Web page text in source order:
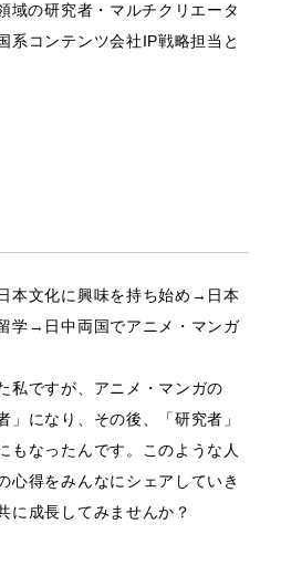
域の研究者・マルチクリエータ
系コンテンツ会社IP戦略担当と
本文化に興味を持ち始め→日本
学→日中両国でアニメ・マンガ
私ですが、アニメ・マンガの
」になり、その後、「研究者」
もなったんです。このような人
心得をみんなにシェアしていき
に成長してみませんか？